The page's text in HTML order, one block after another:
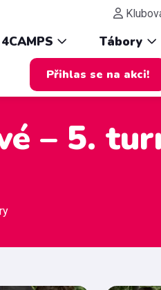
Tábory
Přihlas se na akci!
– 5.